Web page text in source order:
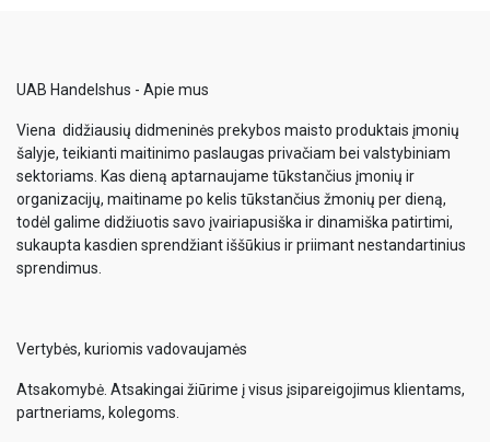
UAB Handelshus - Apie mus
Viena didžiausių didmeninės prekybos maisto produktais įmonių
šalyje, teikianti maitinimo paslaugas privačiam bei valstybiniam
sektoriams. Kas dieną aptarnaujame tūkstančius įmonių ir
organizacijų, maitiname po kelis tūkstančius žmonių per dieną,
todėl galime didžiuotis savo įvairiapusiška ir dinamiška patirtimi,
sukaupta kasdien sprendžiant iššūkius ir priimant nestandartinius
sprendimus.
Vertybės, kuriomis vadovaujamės
Atsakomybė. Atsakingai žiūrime į visus įsipareigojimus klientams,
partneriams, kolegoms.